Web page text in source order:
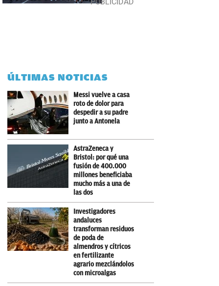
ÚLTIMAS NOTICIAS
Messi vuelve a casa
roto de dolor para
despedir a su padre
junto a Antonela
AstraZeneca y
Bristol: por qué una
fusión de 400.000
millones beneficiaba
mucho más a una de
las dos
Investigadores
andaluces
transforman residuos
de poda de
almendros y cítricos
en fertilizante
agrario mezclándolos
con microalgas